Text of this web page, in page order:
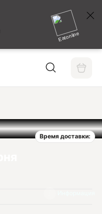
Eatonline
Время доставки: